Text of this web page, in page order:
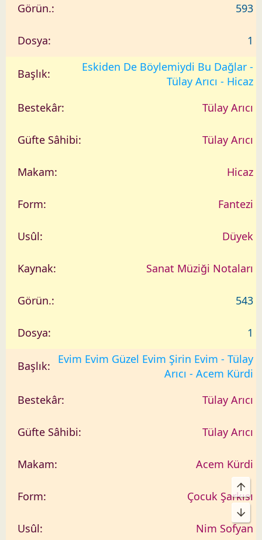
593
1
Eskiden De Böylemiydi Bu Dağlar -
Tülay Arıcı - Hicaz
Tülay Arıcı
Tülay Arıcı
Hicaz
Fantezi
Düyek
Sanat Müziği Notaları
543
1
Evim Evim Güzel Evim Şirin Evim - Tülay
Arıcı - Acem Kürdi
Tülay Arıcı
Tülay Arıcı
Acem Kürdi
Çocuk Şarkısı
Nim Sofyan
Üst
Alt